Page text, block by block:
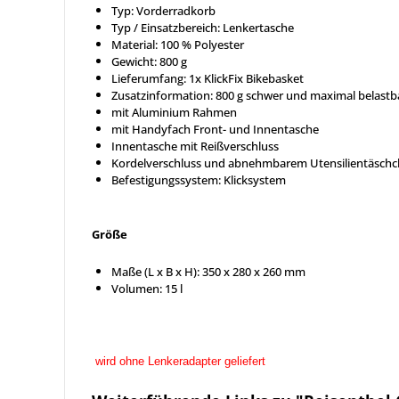
Typ: Vorderradkorb
Typ / Einsatzbereich: Lenkertasche
Material: 100 % Polyester
Gewicht: 800 g
Lieferumfang: 1x KlickFix Bikebasket
Zusatzinformation: 800 g schwer und maximal
mit Aluminium Rahmen
mit Handyfach Front- und Innentasche
Innentasche mit Reißverschluss
Kordelverschluss und abnehmbarem
Befestigungssystem: Klicksystem
Größe
Maße (L x B x H): 350 x 280 x 260 mm
Volumen: 15 l
wird ohne Lenkeradapter geliefert